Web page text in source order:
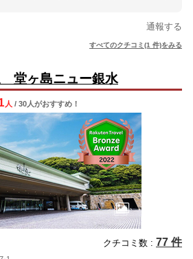
通報する
すべてのクチコミ(1 件)をみる
堂ヶ島ニュー銀水
人 / 30人がおすすめ！
クチコミ数 : 77 件